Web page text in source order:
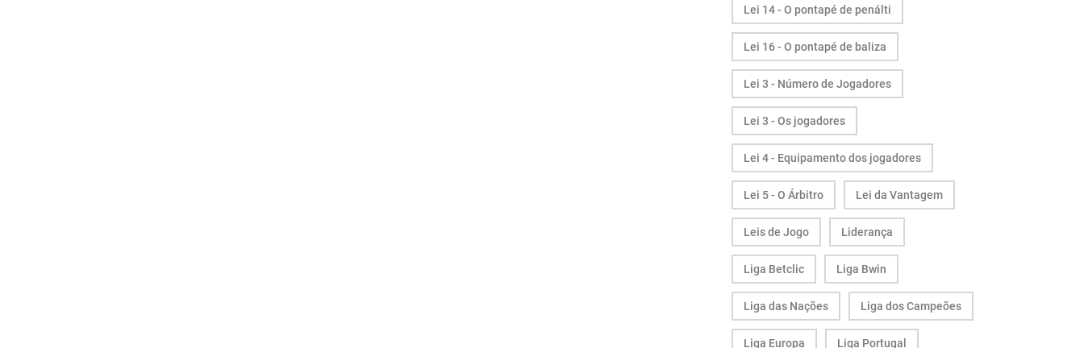
Lei 14 - O pontapé de penálti
Lei 16 - O pontapé de baliza
Lei 3 - Número de Jogadores
Lei 3 - Os jogadores
Lei 4 - Equipamento dos jogadores
Lei 5 - O Árbitro Lei da Vantagem
Leis de Jogo Liderança
Liga Betclic Liga Bwin
Liga das Nações Liga dos Campeões
Liga Europa Liga Portugal